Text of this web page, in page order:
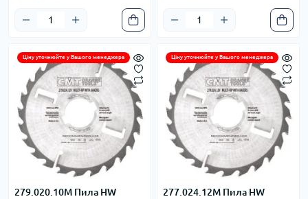
Ціну уточнюйте у Вашого менеджера
279.020.10M Пила HW
Ціну уточнюйте у Вашого менеджера
277.024.12M Пила HW